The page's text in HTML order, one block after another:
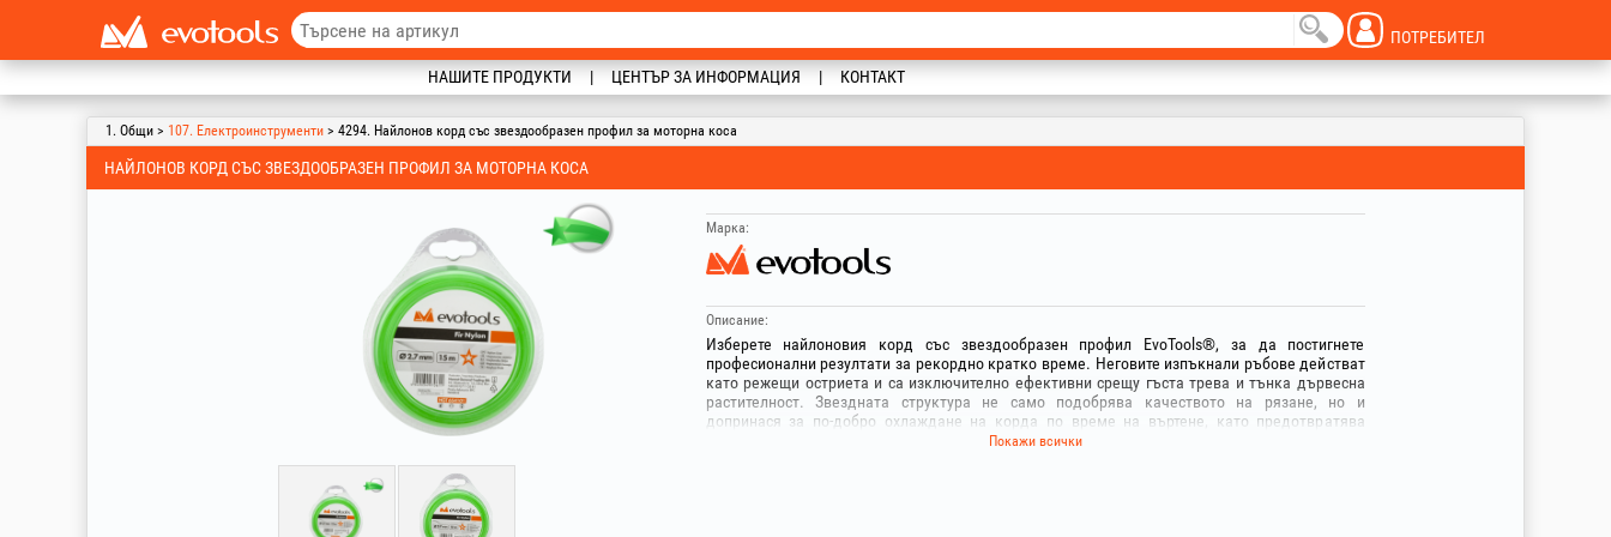
ПОТРЕБИТЕЛ
НАШИТЕ ПРОДУКТИ ЦЕНТЪР ЗА ИНФОРМАЦИЯ КОНТАКТ
1. Общи > 107. Електроинструменти > 4294. Найлонов корд със звездообразен профил за моторна коса
НАЙЛОНОВ КОРД СЪС ЗВЕЗДООБРАЗЕН ПРОФИЛ ЗА МОТОРНА КОСА
Марка:
Описание:
Изберете найлоновия корд със звездообразен профил EvoTools®, за да постигнете
професионални резултати за рекордно кратко време. Неговите изпъкнали ръбове действат
като режещи остриета и са изключително ефективни срещу гъста трева и тънка дървесна
растителност. Звездната структура не само подобрява качеството на рязане, но и
допринася за по-добро охлаждане на корда по време на въртене, като предотвратява
залепването му в шпулата. Тази геометрия позволява косенето на трева и плевели само с
Покажи всички